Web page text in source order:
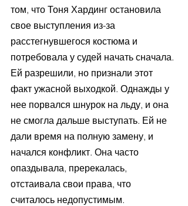
том, что Тоня Хардинг остановила
свое выступления из-за
расстегнувшегося костюма и
потребовала у судей начать сначала.
Ей разрешили, но признали этот
факт ужасной выходкой. Однажды у
нее порвался шнурок на льду, и она
не смогла дальше выступать. Ей не
дали время на полную замену, и
начался конфликт. Она часто
опаздывала, пререкалась,
отстаивала свои права, что
считалось недопустимым.